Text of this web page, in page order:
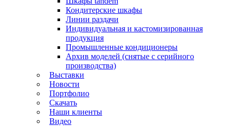
Кондитерские шкафы
Линии раздачи
Индивидуальная и кастомизированная
продукция
Промышленные кондиционеры
Архив моделей (снятые с серийного
производства)
Выставки
Новости
Портфолио
Скачать
Наши клиенты
Видео